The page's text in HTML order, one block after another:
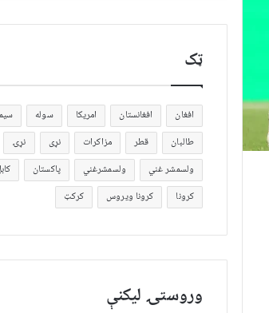
ټک
افغان افغانستان امریکا سوله
طالبان
قطر مزاکرات نړی نړۍ
ولسمشر غني
ولسمشرغني پاکستان
کرونا
کرونا ویروس کرکټ
وروستۍ ليکنې